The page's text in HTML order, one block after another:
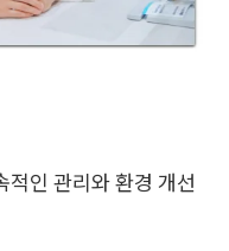
적인 관리와 환경 개선